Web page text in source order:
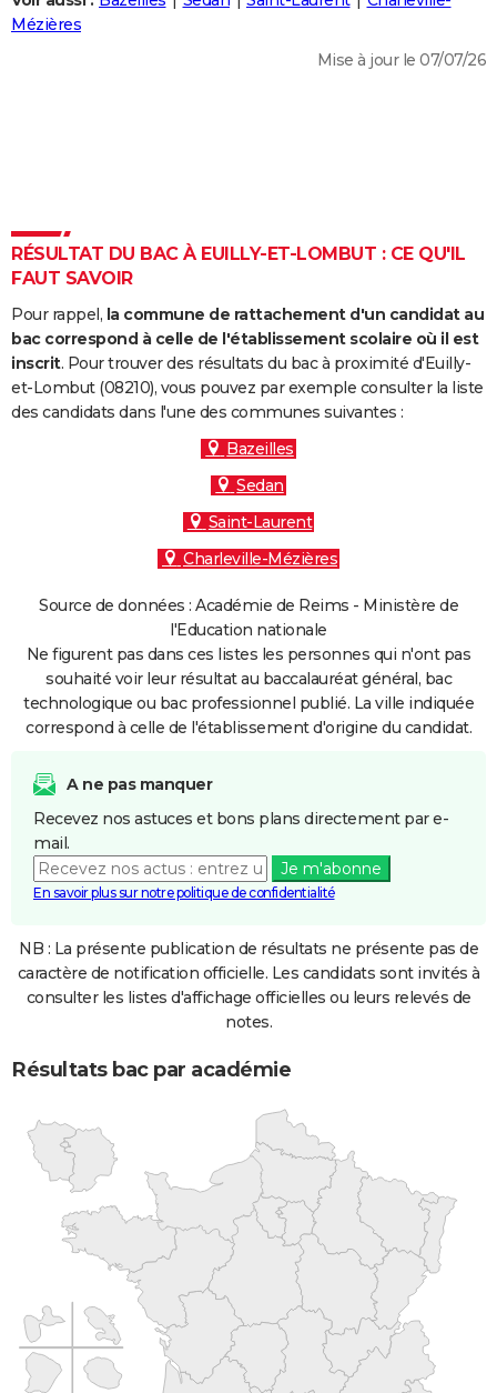
Destinations
City break
Voyage nature
Voyage de noces
Forum
Climat
+
PHOTO
Dictionnaire
Biographies
Citations
Expressions
Proverbes
PROGRAMME TV
S'inscrire
Se connecter
Lycées
Collèges
Primaires
Universités
Entreprises
Service militaire
Avis de recherche
AVIS DE DÉCÈS
FORUM
Mézières
Mise à jour le 07/07/26
RÉSULTAT DU BAC À EUILLY-ET-LOMBUT : CE QU'IL
FAUT SAVOIR
Pour rappel, la commune de rattachement d'un candidat au
bac correspond à celle de l'établissement scolaire où il est
inscrit. Pour trouver des résultats du bac à proximité d'Euilly-
et-Lombut (08210), vous pouvez par exemple consulter la liste
des candidats dans l'une des communes suivantes :
Bazeilles
Sedan
Saint-Laurent
Charleville-Mézières
Source de données : Académie de Reims - Ministère de
l'Education nationale
Ne figurent pas dans ces listes les personnes qui n'ont pas
souhaité voir leur résultat au baccalauréat général, bac
technologique ou bac professionnel publié. La ville indiquée
correspond à celle de l'établissement d'origine du candidat.
A ne pas manquer
Recevez nos astuces et bons plans directement par e-
mail.
Je m'abonne
En savoir plus sur notre politique de confidentialité
NB : La présente publication de résultats ne présente pas de
caractère de notification officielle. Les candidats sont invités à
consulter les listes d'affichage officielles ou leurs relevés de
notes.
Résultats bac par académie